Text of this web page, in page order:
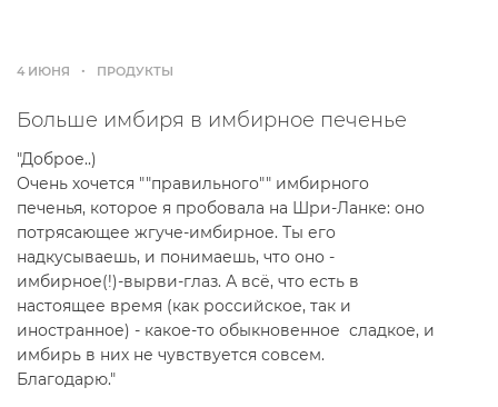
4 ИЮНЯ ПРОДУКТЫ
Больше имбиря в имбирное печенье
"Доброе..)
Очень хочется ""правильного"" имбирного
печенья, которое я пробовала на Шри-Ланке: оно
потрясающее жгуче-имбирное. Ты его
надкусываешь, и понимаешь, что оно -
имбирное(!)-вырви-глаз. А всё, что есть в
настоящее время (как российское, так и
иностранное) - какое-то обыкновенное сладкое, и
имбирь в них не чувствуется совсем.
Благодарю."